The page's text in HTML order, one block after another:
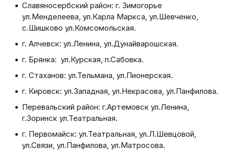
Славяносербский район: г. Зимогорье
ул.Менделеева, ул.Карла Маркса, ул.Шевченко,
с.Шишково ул.Комсомольская.
г. Алчевск: ул.Ленина, ул.Дунайварошская.
г. Брянка: ул.Курская, п.Сабовка.
г. Стаханов: ул.Тельмана, ул.Пионерская.
г. Кировск: ул.Западная, ул.Некрасова, ул.Панфилова.
Перевальский район: г.Артемовск ул.Ленина,
г.Зоринск ул.Театральная.
г. Первомайск: ул.Театральная, ул.Л.Шевцовой,
ул.Связи, ул.Панфилова, ул.Матросова.